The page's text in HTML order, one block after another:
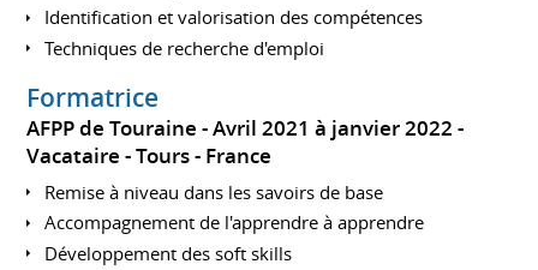
Identification et valorisation des compétences
Techniques de recherche d'emploi
Formatrice
AFPP de Touraine
Avril 2021 à janvier 2022
Vacataire
Tours France
Remise à niveau dans les savoirs de base
Accompagnement de l'apprendre à apprendre
Développement des soft skills